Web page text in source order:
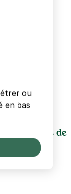
cinémas de
ou
en bas